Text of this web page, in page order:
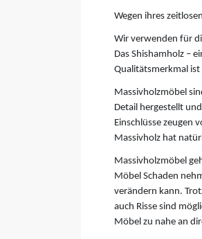
Wegen ihres
Wir verwenden für
Das Shishamholz –
Qualitätsmerkmal
Massivholzmöbel
Detail hergestellt
Einschlüsse zeugen
Massivholz hat
Massivholzmöbel
Möbel Schaden
verändern kann.
auch Risse sind
Möbel zu nahe an